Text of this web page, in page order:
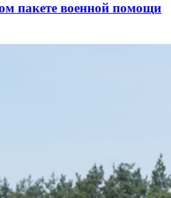
пакете военной помощи